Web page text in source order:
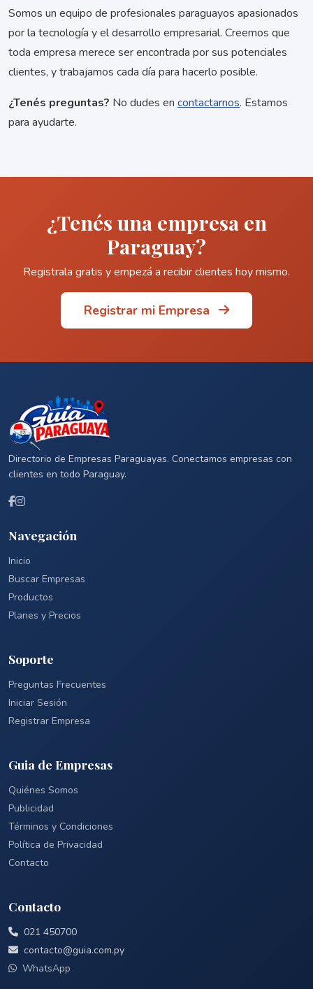
Somos un equipo de profesionales paraguayos apasionados
por la tecnología y el desarrollo empresarial. Creemos que
toda empresa merece ser encontrada por sus potenciales
clientes, y trabajamos cada día para hacerlo posible.
¿Tenés preguntas? No dudes en contactarnos. Estamos
para ayudarte.
¿Tenés una empresa en
Paraguay?
Registrala gratis y empezá a recibir clientes hoy mismo.
Registrar mi Empresa
Directorio de Empresas Paraguayas. Conectamos empresas con
clientes en todo Paraguay.
Navegación
Inicio
Buscar Empresas
Productos
Planes y Precios
Soporte
Preguntas Frecuentes
Iniciar Sesión
Registrar Empresa
Guia de Empresas
Quiénes Somos
Publicidad
Términos y Condiciones
Política de Privacidad
Contacto
Contacto
021 450700
contacto@guia.com.py
WhatsApp